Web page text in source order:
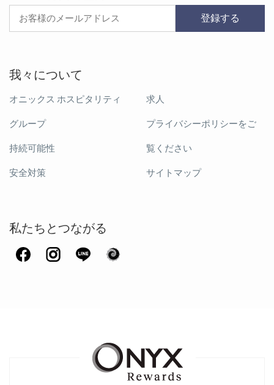
登録する
我々について
オニックス ホスピタリティ
グループ
持続可能性
安全対策
求人
プライバシーポリシーをご
覧ください
サイトマップ
私たちとつながる